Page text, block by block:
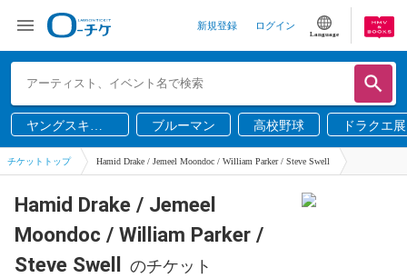
新規登録 ログイン
Language
ヤングスキニ
ー
ブルーマン 高校野球 ドラクエ展
チケットトップ Hamid Drake / Jemeel Moondoc / William Parker / Steve Swell
Hamid Drake / Jemeel
Moondoc / William Parker /
Steve Swell のチケット